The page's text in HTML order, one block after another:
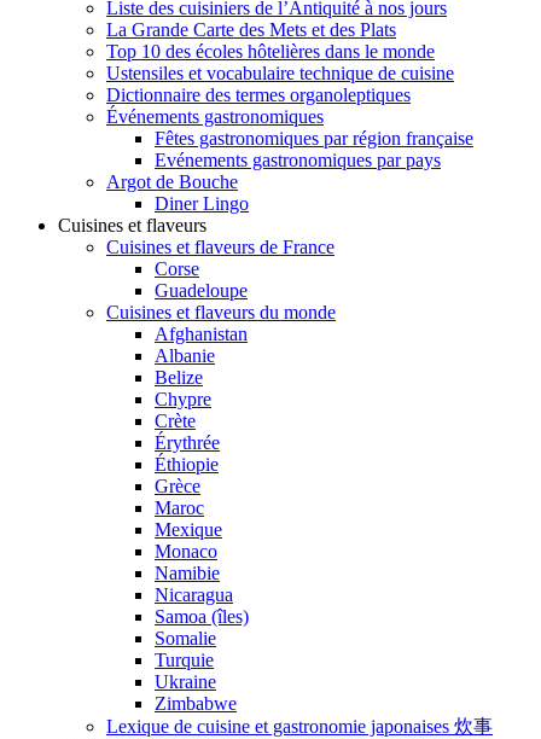
Liste des cuisiniers de l’Antiquité à nos jours
La Grande Carte des Mets et des Plats
Top 10 des écoles hôtelières dans le monde
Ustensiles et vocabulaire technique de cuisine
Dictionnaire des termes organoleptiques
Événements gastronomiques
Fêtes gastronomiques par région française
Evénements gastronomiques par pays
Argot de Bouche
Diner Lingo
Cuisines et flaveurs
Cuisines et flaveurs de France
Corse
Guadeloupe
Cuisines et flaveurs du monde
Afghanistan
Albanie
Belize
Chypre
Crète
Érythrée
Éthiopie
Grèce
Maroc
Mexique
Monaco
Namibie
Nicaragua
Samoa (îles)
Somalie
Turquie
Ukraine
Zimbabwe
Lexique de cuisine et gastronomie japonaises 炊事